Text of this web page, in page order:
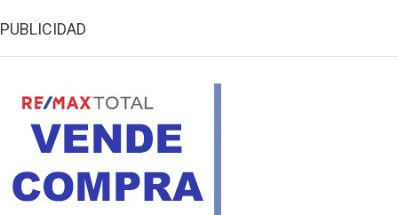
PUBLICIDAD